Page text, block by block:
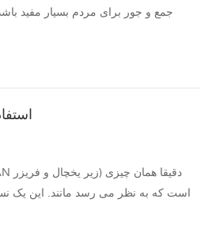
جمع و جور برای مردم بسیار مفید
امیدوارم راهنمای خرید یخچال مینی ما
را حل کند، همانطور که ما را از طریق
است که به نظر می رسد مانند. این یک